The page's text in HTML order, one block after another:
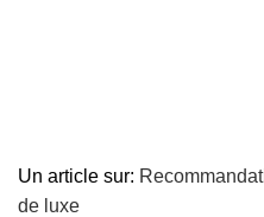
Un article sur:
de luxe